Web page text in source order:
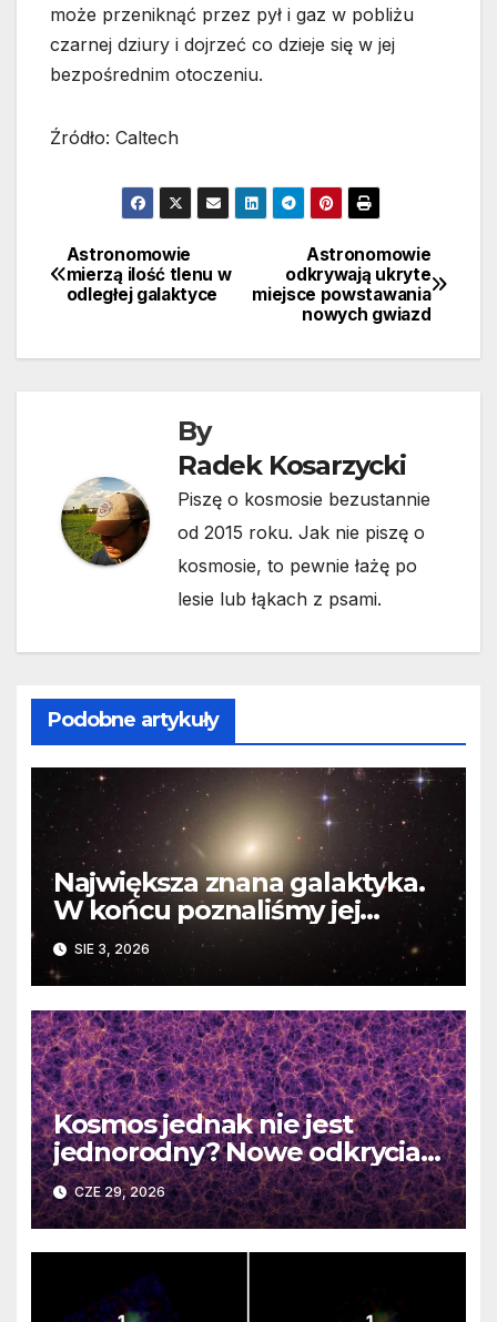
może przeniknąć przez pył i gaz w pobliżu
czarnej dziury i dojrzeć co dzieje się w jej
bezpośrednim otoczeniu.
Źródło: Caltech
Nawigacja
wpisu
Astronomowie
odkrywają ukryte
miejsce powstawania
nowych gwiazd
Astronomowie
mierzą ilość tlenu w
odległej galaktyce
By
Radek Kosarzycki
Piszę o kosmosie bezustannie
od 2015 roku. Jak nie piszę o
kosmosie, to pewnie łażę po
lesie lub łąkach z psami.
Podobne artykuły
Największa znana galaktyka.
W końcu poznaliśmy jej
faktyczne wymiary
SIE 3, 2026
Kosmos jednak nie jest
jednorodny? Nowe odkrycia
DESI burzą fundamentalne
zasady kosmologii
CZE 29, 2026